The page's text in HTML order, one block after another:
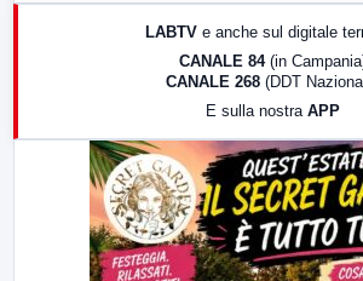
17:00
LABTV e anche sul digitale
CANALE 84 (in
CANALE 268 (DDT
E sulla nostra APP